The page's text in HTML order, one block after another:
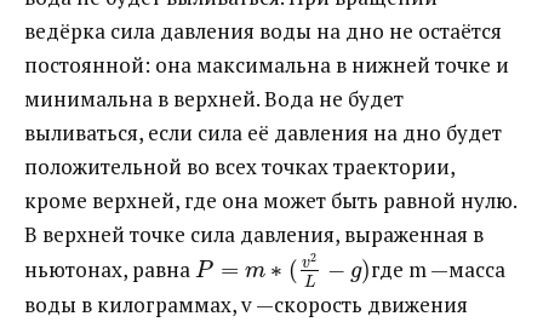
ведёрка сила давления воды на дно не остаётся
постоянной: она максимальна в нижней точке и
минимальна в верхней. Вода не будет
выливаться, если сила её давления на дно будет
положительной во всех точках траектории,
кроме верхней, где она может быть равной нулю.
В верхней точке сила давления, выраженная в
ньютонах, равна ​ P = m ∗ ( v2
L − g)​где m —масса
воды в килограммах, v —скорость движения